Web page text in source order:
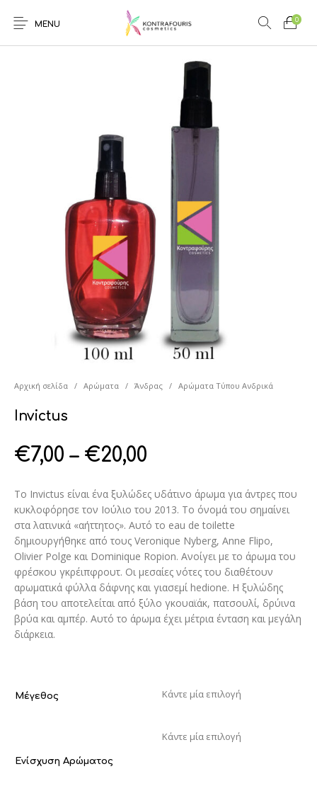
MENU
0
Αρχική σελίδα / Αρώματα / Άνδρας / Αρώματα Τύπου Ανδρικά
Invictus
€7,00 – €20,00
Το Invictus είναι ένα ξυλώδες υδάτινο άρωμα για άντρες που
κυκλοφόρησε τον Ιούλιο του 2013. Το όνομά του σημαίνει
στα λατινικά «αήττητος». Αυτό το eau de toilette
δημιουργήθηκε από τους Veronique Nyberg, Anne Flipo,
Olivier Polge και Dominique Ropion. Ανοίγει με το άρωμα του
φρέσκου γκρέιπφρουτ. Οι μεσαίες νότες του διαθέτουν
αρωματικά φύλλα δάφνης και γιασεμί hedione. Η ξυλώδης
βάση του αποτελείται από ξύλο γκουαϊάκ, πατσουλί, δρύινα
βρύα και αμπέρ. Αυτό το άρωμα έχει μέτρια ένταση και μεγάλη
διάρκεια.
Μέγεθος
Ενίσχυση Αρώματος